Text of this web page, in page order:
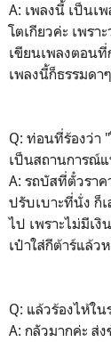
A: เพลงนี้ เป็นเ
โตเกียวค่ะ เพร
เขียนเพลงตอนที่
เพลงนี้ก็ธรรมด
Q: ท่อนที่ร้องว่า
เป็นสถานการณ์
A: รถบัสที่ตั๋วรา
ปรับเบาะที่นั่ง ก็
ไป เพราะไม่มีเงิ
เป๋าใส่กีต้าร์แล้ว
Q: แล้วร้องไห้ใน
A: กลัวมากค่ะ ส่